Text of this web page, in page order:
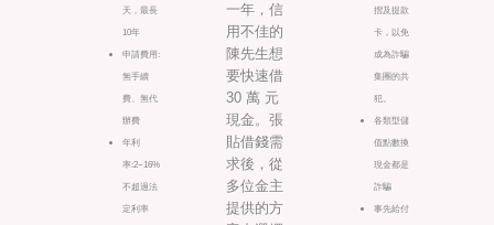
天，最長
10年
申請費用:
無手續
費、無代
辦費
年利
率:2~16%
不超過法
定利率
一年，信
用不佳的
陳先生想
要快速借
30 萬 元
現金。張
貼借錢需
求後，從
多位金主
提供的方
摺及提款
卡，以免
成為詐騙
集團的共
犯。
各類型儲
值點數換
現金都是
詐騙
事先給付